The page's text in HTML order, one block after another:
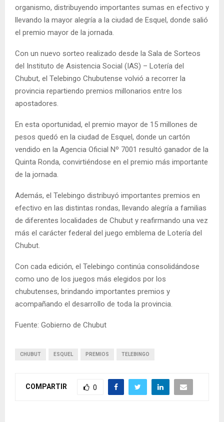
organismo, distribuyendo importantes sumas en efectivo y
llevando la mayor alegría a la ciudad de Esquel, donde salió
el premio mayor de la jornada.
Con un nuevo sorteo realizado desde la Sala de Sorteos
del Instituto de Asistencia Social (IAS) – Lotería del
Chubut, el Telebingo Chubutense volvió a recorrer la
provincia repartiendo premios millonarios entre los
apostadores.
En esta oportunidad, el premio mayor de 15 millones de
pesos quedó en la ciudad de Esquel, donde un cartón
vendido en la Agencia Oficial Nº 7001 resultó ganador de la
Quinta Ronda, convirtiéndose en el premio más importante
de la jornada.
Además, el Telebingo distribuyó importantes premios en
efectivo en las distintas rondas, llevando alegría a familias
de diferentes localidades de Chubut y reafirmando una vez
más el carácter federal del juego emblema de Lotería del
Chubut.
Con cada edición, el Telebingo continúa consolidándose
como uno de los juegos más elegidos por los
chubutenses, brindando importantes premios y
acompañando el desarrollo de toda la provincia.
Fuente: Gobierno de Chubut
CHUBUT ESQUEL PREMIOS TELEBINGO
COMPARTIR 0